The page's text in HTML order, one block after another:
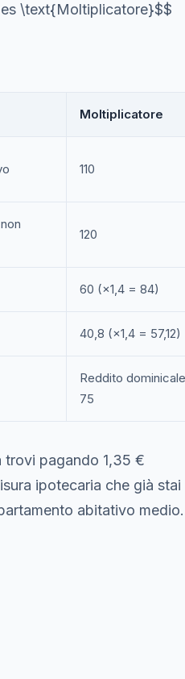
\text{Moltiplicatore}$$
Moltiplicatore
110
120
60 (×1,4 = 84)
40,8 (×1,4 = 57,12)
Reddito
75
trovi pagando 1,35 €
ipotecaria che già stai
abitativo medio.